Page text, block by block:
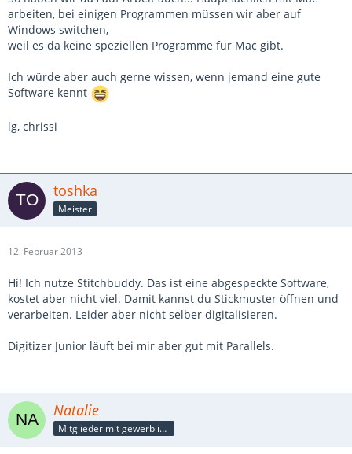
arbeiten, bei einigen Programmen müssen wir aber auf
Windows switchen,
weil es da keine speziellen Programme für Mac gibt.
Ich würde aber auch gerne wissen, wenn jemand eine gute
Software kennt
lg, chrissi
toshka
Meister
12. Februar 2013
Hi! Ich nutze Stitchbuddy. Das ist eine abgespeckte Software,
kostet aber nicht viel. Damit kannst du Stickmuster öffnen und
verarbeiten. Leider aber nicht selber digitalisieren.
Digitizer Junior läuft bei mir aber gut mit Parallels.
Natalie
Mitglieder mit gewerblicher Verbindung, auch als Mitarbeiter/in